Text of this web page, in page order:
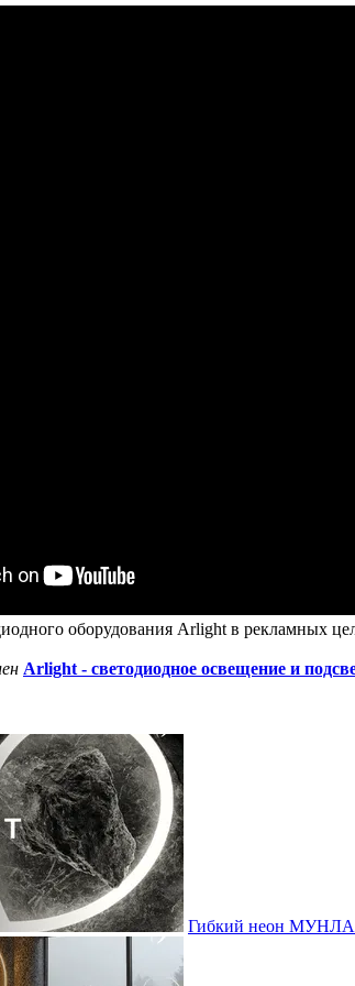
оборудования Arlight в рекламных
Arlight - светодиодное освещение и
Гибкий неон